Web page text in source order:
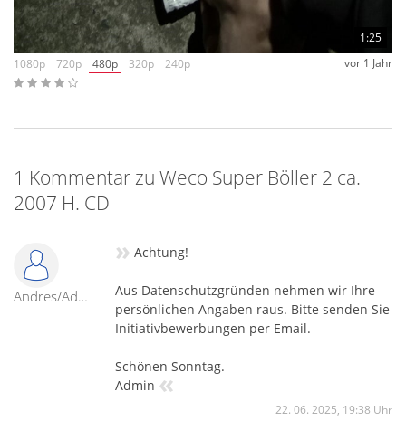
1:25
1080p
720p 480p 320p 240p vor 1 Jahr
1 Kommentar zu Weco Super Böller 2 ca.
2007 H. CD
Andres/Admin
» Achtung!
Aus Datenschutzgründen nehmen wir Ihre
persönlichen Angaben raus. Bitte senden Sie
Initiativbewerbungen per Email.
Schönen Sonntag.
Admin «
22. 06. 2025, 19:38 Uhr